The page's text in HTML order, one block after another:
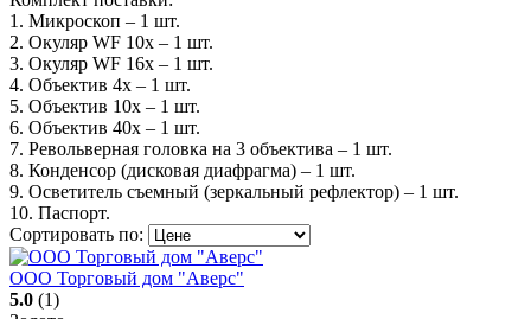
1. Микроскоп – 1 шт.
2. Окуляр WF 10х – 1 шт.
3. Окуляр WF 16х – 1 шт.
4. Объектив 4х – 1 шт.
5. Объектив 10х – 1 шт.
6. Объектив 40х – 1 шт.
7. Револьверная головка на 3 объектива – 1 шт.
8. Конденсор (дисковая диафрагма) – 1 шт.
9. Осветитель съемный (зеркальный рефлектор) – 1 шт.
10. Паспорт.
Сортировать по:
ООО Торговый дом "Аверс"
5.0 (1)